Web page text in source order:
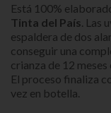
Está 100%
Tinta del País .
espaldera de dos
conseguir una
crianza de 12
El proceso finaliza
vez en botella.